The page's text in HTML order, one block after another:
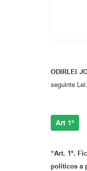
ODIRLEI
seguinte Lei:
Art 1º
“Art. 1º.
políticos a